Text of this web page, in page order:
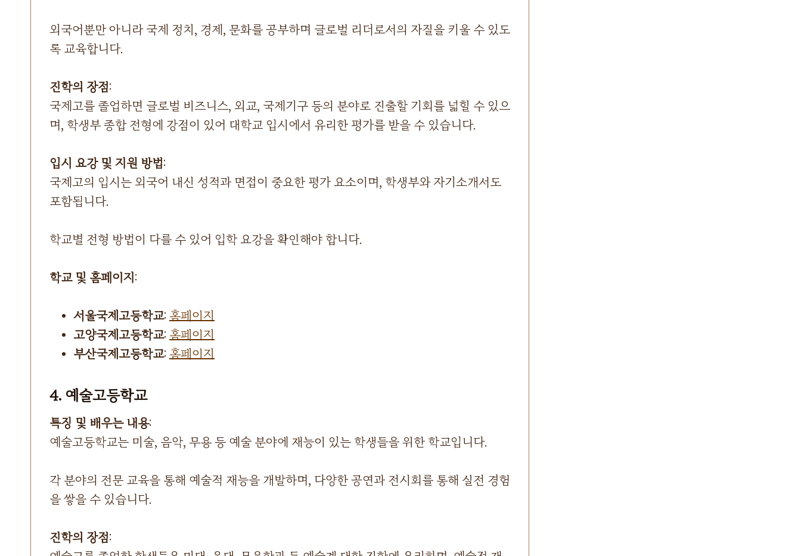
외국어뿐만 아니라 국제 정치, 경제, 문화를 공부하며 글로벌 리더로서의 자질을 키울 수 있도
록 교육합니다.
진학의 장점:
국제고를 졸업하면 글로벌 비즈니스, 외교, 국제기구 등의 분야로 진출할 기회를 넓힐 수 있으
며, 학생부 종합 전형에 강점이 있어 대학교 입시에서 유리한 평가를 받을 수 있습니다.
입시 요강 및 지원 방법:
국제고의 입시는 외국어 내신 성적과 면접이 중요한 평가 요소이며, 학생부와 자기소개서도
포함됩니다.
학교별 전형 방법이 다를 수 있어 입학 요강을 확인해야 합니다.
학교 및 홈페이지:
서울국제고등학교: 홈페이지
고양국제고등학교: 홈페이지
부산국제고등학교: 홈페이지
4. 예술고등학교
특징 및 배우는 내용:
예술고등학교는 미술, 음악, 무용 등 예술 분야에 재능이 있는 학생들을 위한 학교입니다.
각 분야의 전문 교육을 통해 예술적 재능을 개발하며, 다양한 공연과 전시회를 통해 실전 경험
을 쌓을 수 있습니다.
진학의 장점: